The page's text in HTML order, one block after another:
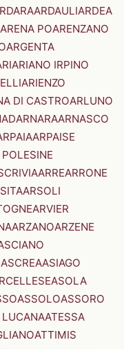
ARDAULIARDEA
ARENA POARENZANO
ARGENTA
ARIANO IRPINO
ARIENZO
DI CASTROARLUNO
ARNARAARNASCO
ARPAISE
ARREARRONE
ARSOLI
ARVIER
ARZANOARZENE
ASCREAASIAGO
ASOLA
ASSOLOASSORO
LUCANAATESSA
ATTIMIS